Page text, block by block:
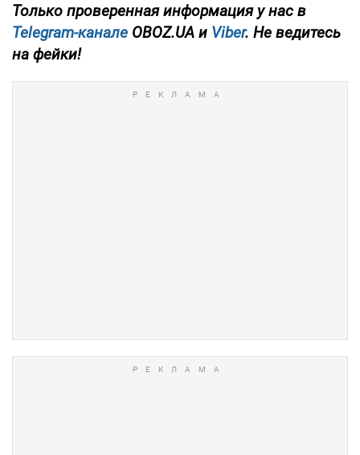
Только проверенная информация у нас в
Telegram-канале OBOZ.UA и Viber. Не ведитесь
на фейки!